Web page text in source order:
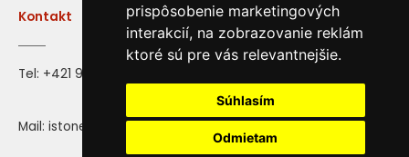
prispôsobenie marketingových
interakcií, na zobrazovanie reklám
ktoré sú pre vás relevantnejšie.
Súhlasím
Odmietam
Kontakt
Tel: +421 917 28 71 72
Mail: istone@istone.sk